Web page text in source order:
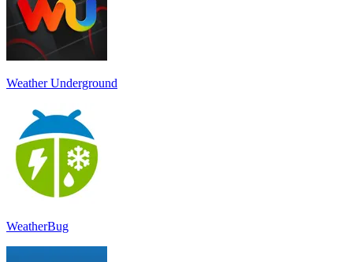
Weather Underground
WeatherBug